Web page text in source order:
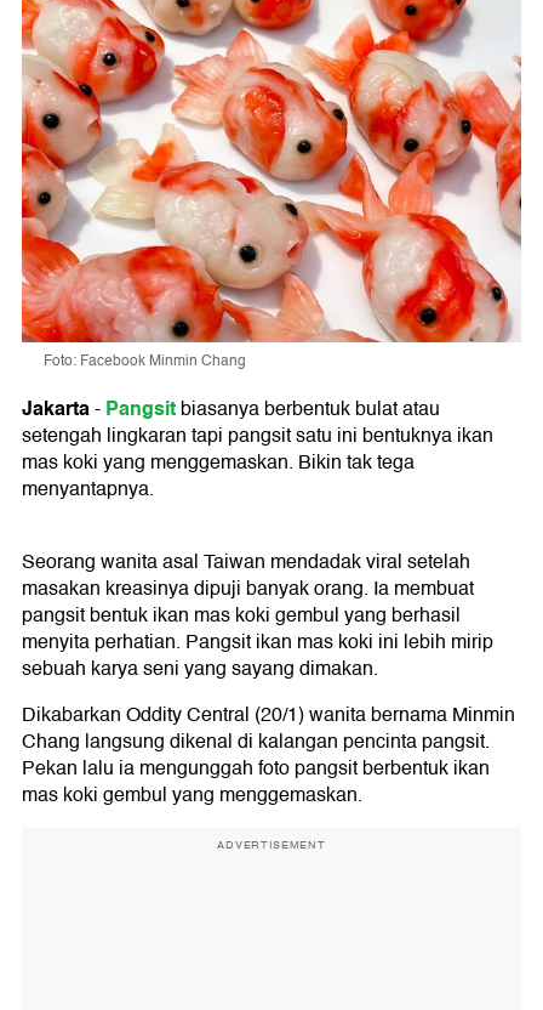
Foto: Facebook Minmin Chang
Jakarta-Pangsitbiasanya berbentuk bulat atau
setengah lingkaran tapi pangsit satu ini bentuknya ikan
mas koki yang menggemaskan. Bikin tak tega
menyantapnya.
Seorang wanita asal Taiwan mendadak viral setelah
masakan kreasinya dipuji banyak orang. Ia membuat
pangsit bentuk ikan mas koki gembul yang berhasil
menyita perhatian. Pangsit ikan mas koki ini lebih mirip
sebuah karya seni yang sayang dimakan.
Dikabarkan Oddity Central (20/1) wanita bernama Minmin
Chang langsung dikenal di kalangan pencinta pangsit.
Pekan lalu ia mengunggah foto pangsit berbentuk ikan
mas koki gembul yang menggemaskan.
ADVERTISEMENT